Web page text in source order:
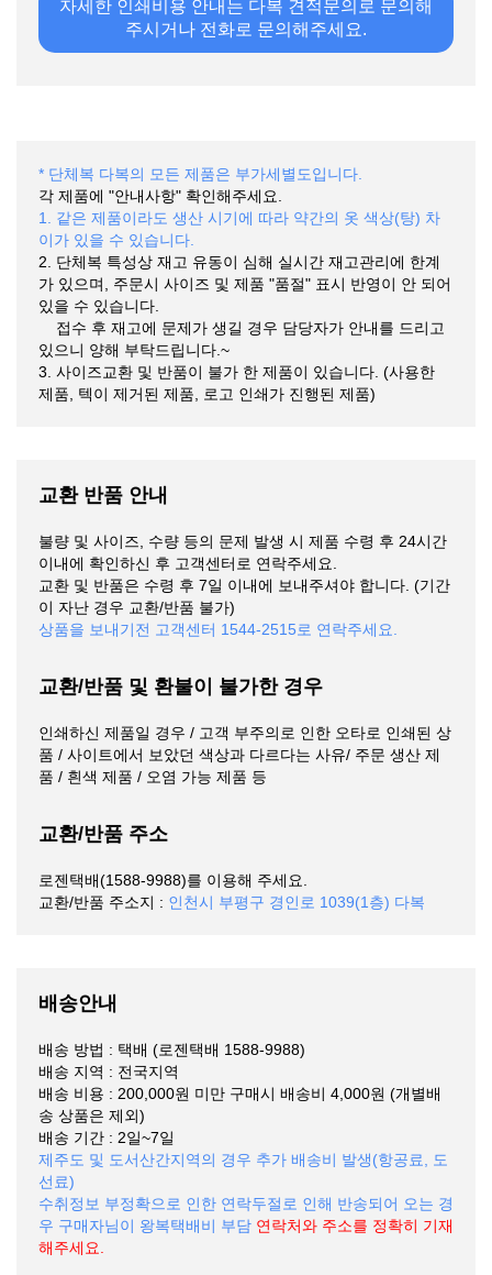
자세한 인쇄비용 안내는 다복 견적문의로 문의해
주시거나 전화로 문의해주세요.
* 단체복 다복의 모든 제품은 부가세별도입니다.
각 제품에 "안내사항" 확인해주세요.
1. 같은 제품이라도 생산 시기에 따라 약간의 옷 색상(탕) 차
이가 있을 수 있습니다.
2. 단체복 특성상 재고 유동이 심해 실시간 재고관리에 한계
가 있으며, 주문시 사이즈 및 제품 "품절" 표시 반영이 안 되어
있을 수 있습니다.
접수 후 재고에 문제가 생길 경우 담당자가 안내를 드리고
있으니 양해 부탁드립니다.~
3. 사이즈교환 및 반품이 불가 한 제품이 있습니다. (사용한
제품, 텍이 제거된 제품, 로고 인쇄가 진행된 제품)
교환 반품 안내
불량 및 사이즈, 수량 등의 문제 발생 시 제품 수령 후 24시간
이내에 확인하신 후 고객센터로 연락주세요.
교환 및 반품은 수령 후 7일 이내에 보내주셔야 합니다. (기간
이 자난 경우 교환/반품 불가)
상품을 보내기전 고객센터 1544-2515로 연락주세요.
교환/반품 및 환불이 불가한 경우
인쇄하신 제품일 경우 / 고객 부주의로 인한 오타로 인쇄된 상
품 / 사이트에서 보았던 색상과 다르다는 사유/ 주문 생산 제
품 / 흰색 제품 / 오염 가능 제품 등
교환/반품 주소
로젠택배(1588-9988)를 이용해 주세요.
교환/반품 주소지 : 인천시 부평구 경인로 1039(1층) 다복
배송안내
배송 방법 : 택배 (로젠택배 1588-9988)
배송 지역 : 전국지역
배송 비용 : 200,000원 미만 구매시 배송비 4,000원 (개별배
송 상품은 제외)
배송 기간 : 2일~7일
제주도 및 도서산간지역의 경우 추가 배송비 발생(항공료, 도
선료)
수취정보 부정확으로 인한 연락두절로 인해 반송되어 오는 경
우 구매자님이 왕복택배비 부담 연락처와 주소를 정확히 기재
해주세요.